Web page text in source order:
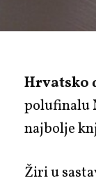
Hrvatsko
polufinalu
najbolje
Žiri u